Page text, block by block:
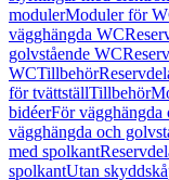
modulerModuler för
vägghängda WC
golvstående WC
WCTillbehör
för tvättställTillbehör
bidéerFör vägghängda
vägghängda och
med spolkant
spolkantUtan